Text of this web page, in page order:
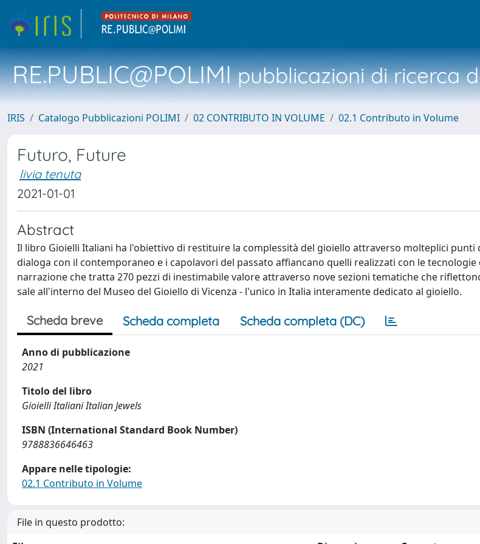
RE.PUBLIC@POLIMIpubblicazioni di ricerca
IRIS Catalogo Pubblicazioni POLIMI 02 CONTRIBUTO IN VOLUME 02.1 Contributo in Volume
Futuro, Future
livia tenuta
2021-01-01
Abstract
Il libro Gioielli Italiani ha l'obiettivo di restituire la complessità del gioiello attraverso molteplici punti
dialoga con il contemporaneo e i capolavori del passato affiancano quelli realizzati con le
narrazione che tratta 270 pezzi di inestimabile valore attraverso nove sezioni tematiche che
sale all'interno del Museo del Gioiello di Vicenza - l'unico in Italia interamente dedicato al gioiello.
Scheda breve Scheda completa Scheda completa (DC)
Anno di pubblicazione
2021
Titolo del libro
Gioielli Italiani Italian Jewels
ISBN (International Standard Book Number)
9788836646463
Appare nelle tipologie:
02.1 Contributo in Volume
File in questo prodotto: